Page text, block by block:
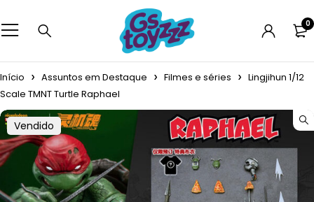
0
Início Assuntos em Destaque Filmes e séries
Lingjihun 1/12
Scale TMNT Turtle Raphael
Vendido